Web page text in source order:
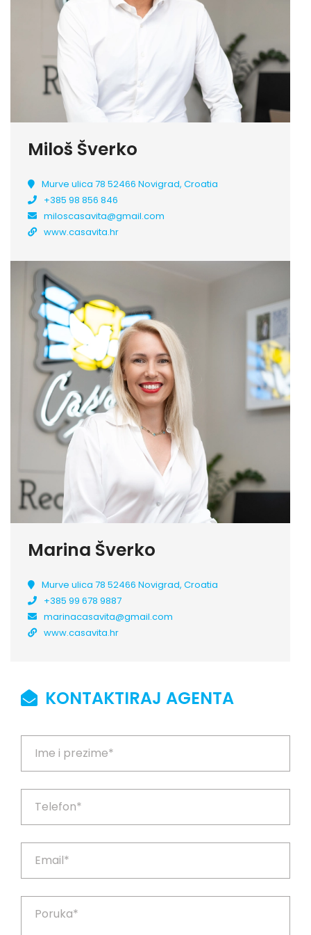
Miloš Šverko
Murve ulica 78 52466 Novigrad, Croatia
+385 98 856 846
miloscasavita@gmail.com
www.casavita.hr
Marina Šverko
Murve ulica 78 52466 Novigrad, Croatia
+385 99 678 9887
marinacasavita@gmail.com
www.casavita.hr
KONTAKTIRAJ AGENTA